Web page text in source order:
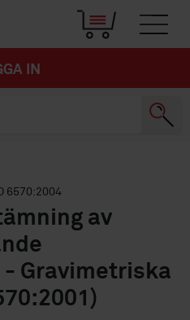
IN
6570:2004
av
Gravimetriska